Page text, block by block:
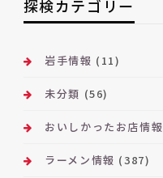
カ
ブ
探検カテゴリー
岩手情報 (11)
未分類 (56)
おいしかったお店情報
ラーメン情報 (387)